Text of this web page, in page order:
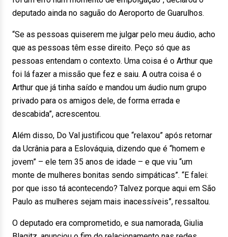
deputado ainda no saguão do Aeroporto de Guarulhos.
“Se as pessoas quiserem me julgar pelo meu áudio, acho
que as pessoas têm esse direito. Peço só que as
pessoas entendam o contexto. Uma coisa é o Arthur que
foi lá fazer a missão que fez e saiu. A outra coisa é o
Arthur que já tinha saído e mandou um áudio num grupo
privado para os amigos dele, de forma errada e
descabida”, acrescentou.
Além disso, Do Val justificou que “relaxou” após retornar
da Ucrânia para a Eslováquia, dizendo que é “homem e
jovem” – ele tem 35 anos de idade – e que viu “um
monte de mulheres bonitas sendo simpáticas”. “E falei:
por que isso tá acontecendo? Talvez porque aqui em São
Paulo as mulheres sejam mais inacessíveis”, ressaltou.
O deputado era comprometido, e sua namorada, Giulia